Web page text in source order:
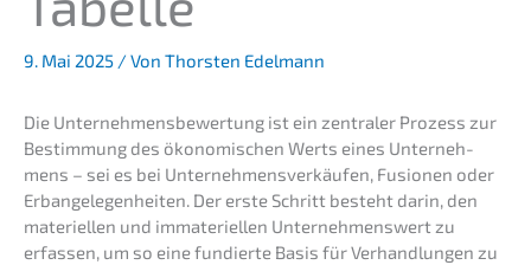
9. Mai 2025 / Von Thorsten Edelmann
Die Unter­neh­mens­be­wer­tung ist ein zentra­ler Prozess zur
Bestim­mung des ökono­mi­schen Werts eines Unter­neh­
mens – sei es bei Unter­neh­mens­ver­käu­fen, Fusio­nen oder
Erban­ge­le­gen­hei­ten. Der erste Schritt besteht darin, den
materi­el­len und immate­ri­el­len Unter­neh­mens­wert zu
erfas­sen, um so eine fundier­te Basis für Verhand­lun­gen zu